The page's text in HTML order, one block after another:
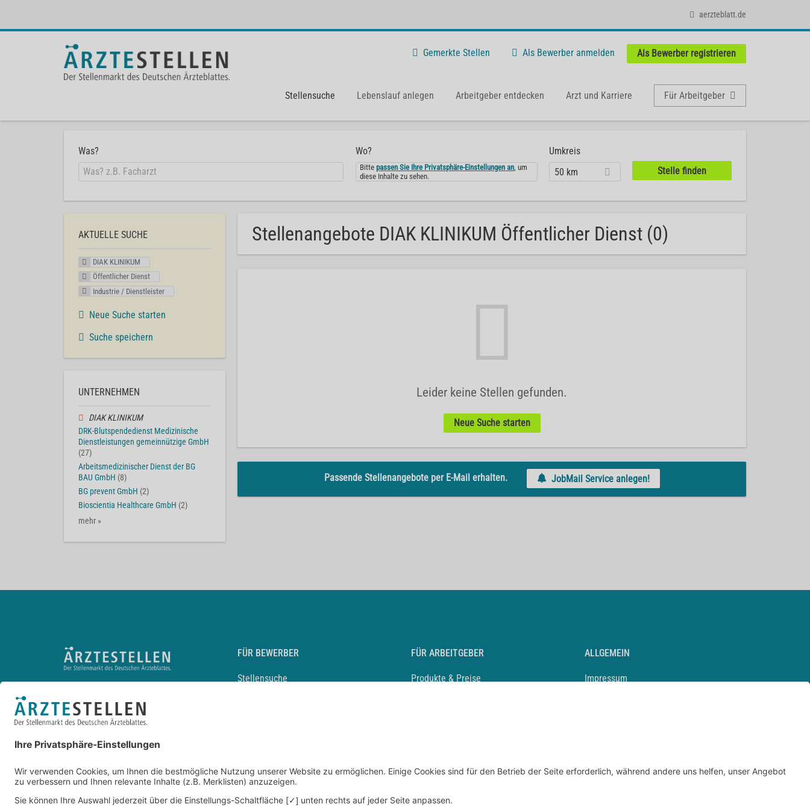
aerzteblatt.de
Gemerkte Stellen Als Bewerber anmelden Als Bewerber registrieren
Stellensuche Lebenslauf anlegen Arbeitgeber entdecken Arzt und Karriere Für Arbeitgeber
Was? Wo?
Bittepassen Sie Ihre Privatsphäre-Einstellungen an, um
diese Inhalte zu sehen.
Umkreis
50 km
Stellenangebote DIAK KLINIKUM Öffentlicher Dienst (0)
Leider keine Stellen gefunden.
Neue Suche starten
Passende Stellenangebote per E-Mail erhalten. JobMail Service anlegen!
AKTUELLE SUCHE
DIAK KLINIKUM
Öffentlicher Dienst
Industrie / Dienstleister
Neue Suche starten
Suche speichern
UNTERNEHMEN
DIAK KLINIKUM
DRK-Blutspendedienst Medizinische
Dienstleistungen gemeinnützige GmbH
(27)
Arbeitsmedizinischer Dienst der BG
BAU GmbH (8)
BG prevent GmbH (2)
Bioscientia Healthcare GmbH (2)
mehr »
FÜR BEWERBER
Stellensuche
Durchsuchen Sie den Stellenkatalog
FÜR ARBEITGEBER
Produkte & Preise
ALLGEMEIN
Impressum